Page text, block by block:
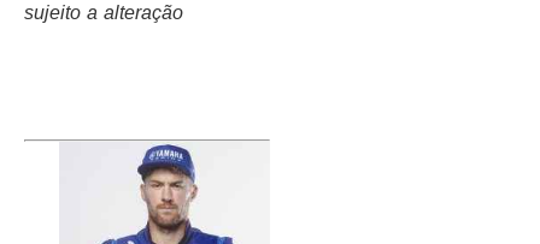
sujeito a alteração